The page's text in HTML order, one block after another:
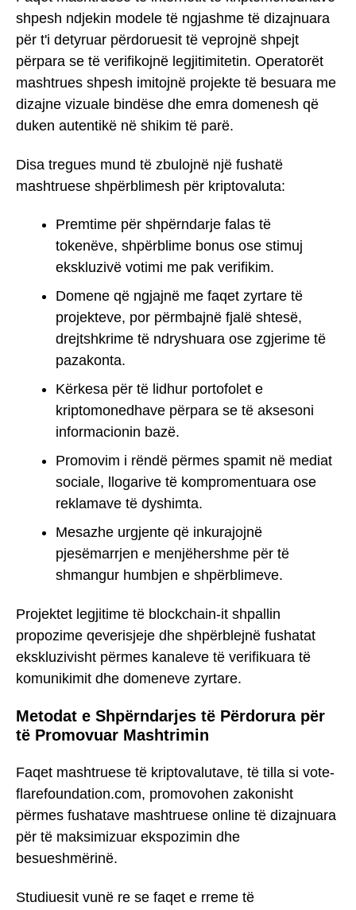
shpesh ndjekin modele të ngjashme të dizajnuara
për t'i detyruar përdoruesit të veprojnë shpejt
përpara se të verifikojnë legjitimitetin. Operatorët
mashtrues shpesh imitojnë projekte të besuara me
dizajne vizuale bindëse dhe emra domenesh që
duken autentikë në shikim të parë.
Disa tregues mund të zbulojnë një fushatë
mashtruese shpërblimesh për kriptovaluta:
Premtime për shpërndarje falas të
tokenëve, shpërblime bonus ose stimuj
ekskluzivë votimi me pak verifikim.
Domene që ngjajnë me faqet zyrtare të
projekteve, por përmbajnë fjalë shtesë,
drejtshkrime të ndryshuara ose zgjerime të
pazakonta.
Kërkesa për të lidhur portofolet e
kriptomonedhave përpara se të aksesoni
informacionin bazë.
Promovim i rëndë përmes spamit në mediat
sociale, llogarive të kompromentuara ose
reklamave të dyshimta.
Mesazhe urgjente që inkurajojnë
pjesëmarrjen e menjëhershme për të
shmangur humbjen e shpërblimeve.
Projektet legjitime të blockchain-it shpallin
propozime qeverisjeje dhe shpërblejnë fushatat
ekskluzivisht përmes kanaleve të verifikuara të
komunikimit dhe domeneve zyrtare.
Metodat e Shpërndarjes të Përdorura për
të Promovuar Mashtrimin
Faqet mashtruese të kriptovalutave, të tilla si vote-
flarefoundation.com, promovohen zakonisht
përmes fushatave mashtruese online të dizajnuara
për të maksimizuar ekspozimin dhe
besueshmërinë.
Studiuesit vunë re se faqet e rreme të